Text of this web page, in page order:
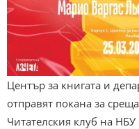
Център за книгата и
отправят покана за
Читателския клуб на